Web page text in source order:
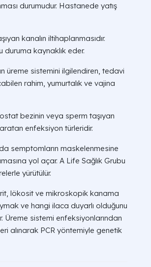
durumudur. Hastanede yatış
kanalın iltihaplanmasıdır.
kaynaklık eder.
üreme sistemini ilgilendiren, tedavi
rahim, yumurtalık ve vajina
bezinin veya sperm taşıyan
enfeksiyon türleridir.
semptomların maskelenmesine
yol açar. A Life Sağlık Grubu
yürütülür.
lökosit ve mikroskopik kanama
ve hangi ilaca duyarlı olduğunu
Üreme sistemi enfeksiyonlarından
alınarak PCR yöntemiyle genetik